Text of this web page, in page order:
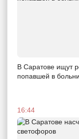
В Саратове ищут
попавшей в
16:44